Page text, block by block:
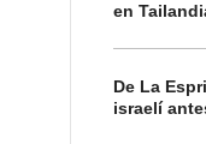
en
De La
israelí